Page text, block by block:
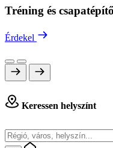
Tréning és
Érdekel
Keressen helyszínt